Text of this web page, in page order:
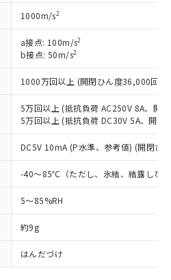
1000m/s2
a接点: 100m/s2
b接点: 50m/s2
1000万回以上 (開閉ひん度36,000回/h)
5万回以上 (抵抗負荷 AC250V 8A、開
5万回以上 (抵抗負荷 DC30V 5A、開閉
DC5V 10mA (P水準、参考値) (開閉ひ
-40～85℃（ただし、氷結、結露しな
5～85%RH
約9g
はんだづけ
での実際の在庫および標
なる場合があることをご
況および標準価格はお客
販売店・当社販売員に
い。
機器販売店や当社販売拠
ットワーク
」をご確認
び標準価格結果を当社の
く第三者に漏洩または開
お願いします。
能（部品リスト作成サー
用いただくには、I-Web
ご登録されている必要が
ェブサイト上で当社にご
水銀(Hg) 1000ppm以下、 カド
以下、ポリ臭化ビフェニル
ポリ臭化ジフェニルエーテル類
タル酸ビス(2-エチルヘキシ
1000ppm以下、フタル酸ブチ
以下、フタル酸ジブチル
、フタル酸ジイソブチル
用監視および制御機器に対する
物質については閾値を超える意
確認しています。
状況などにより、予定
あります。
ダウンロード
銀) : 1000ppm、 Cd(カドミウ
、 PBBs(ポリ臭化ビフェ
ポリ臭化ジフェニルエーテ
: 1000ppm、 DIBP(フタル酸ジ
BBP(フタル酸ブチルベンジ
期限
10物質）のすべてが基
状況下において有害物
、環境に深刻な影響を
味します。
。当社販売部門へお問
許可(または役務取引許
などの必要な手続きを
物を破棄する場合は、完
など、違法に輸出されな
段を講じます。
品を、核兵器、ミサイ
、生物兵器またはその他
れらの製造装置等に一切
せん。
製品を第三者に販売する
1、2および3の内容を当
知します。また当社は、
販売に係わる関係者が違
おそれがある場合は、取
しません。
上の在庫あり
は満たないが在庫あり
(最新の在庫状況につ
お客様のお取引先、ま
様担当のオムロン制御
店・当社販売員にご確
機種、また在庫状況の